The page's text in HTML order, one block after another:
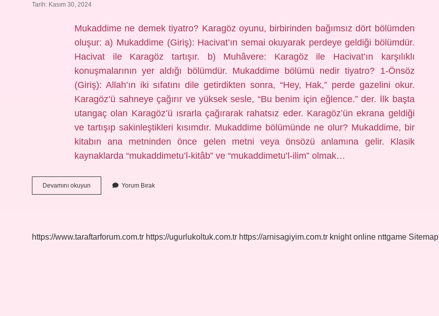
Tarih: Kasım 30, 2024
Mukaddime ne demek tiyatro? Karagöz oyunu, birbirinden bağımsız dört bölümden
oluşur: a) Mukaddime (Giriş): Hacivat’ın semai okuyarak perdeye geldiği bölümdür.
Hacivat ile Karagöz tartışır. b) Muhâvere: Karagöz ile Hacivat’ın karşılıklı
konuşmalarının yer aldığı bölümdür. Mukaddime bölümü nedir tiyatro? 1-Önsöz
(Giriş): Allah’ın iki sıfatını dile getirdikten sonra, “Hey, Hak,” perde gazelini okur.
Karagöz’ü sahneye çağırır ve yüksek sesle, “Bu benim için eğlence.” der. İlk başta
utangaç olan Karagöz’ü ısrarla çağırarak rahatsız eder. Karagöz’ün ekrana geldiği
ve tartışıp sakinleştikleri kısımdır. Mukaddime bölümünde ne olur? Mukaddime, bir
kitabın ana metninden önce gelen metni veya önsözü anlamına gelir. Klasik
kaynaklarda “mukaddimetu’l-kitâb” ve “mukaddimetu’l-ilim” olmak…
Devamını okuyun Mukaddime
Nedir
Yorum Bırak
https://www.taraftarforum.com.tr https://ugurlukoltuk.com.tr https://arnisagiyim.com.tr knight online nttgame Sitemap